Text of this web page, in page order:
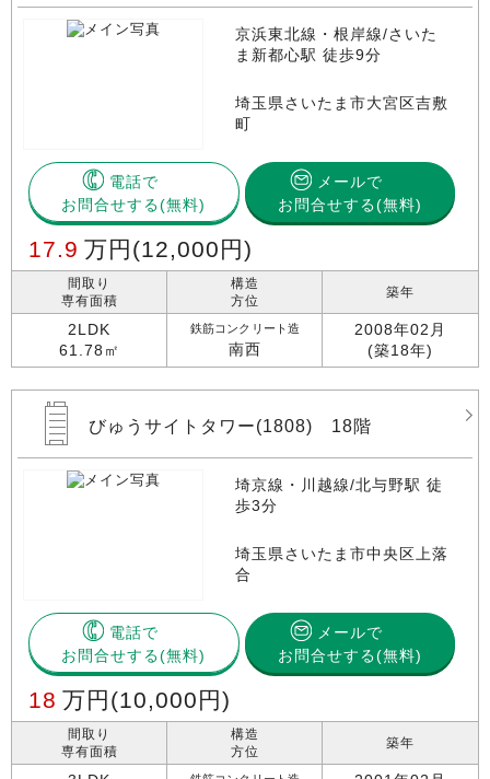
京浜東北線・根岸線/さいた
ま新都心駅 徒歩9分
埼玉県さいたま市大宮区吉敷
町
電話で
お問合せする
メールで
お問合せする(無料)
17.9 万円 (12,000円)
間取り
専有面積
2LDK
61.78㎡
構造
方位
鉄筋コンクリート造
南西
築年
2008年02月
(築18年)
びゅうサイトタワー(1808) 18階
埼京線・川越線/北与野駅 徒
歩3分
埼玉県さいたま市中央区上落
合
電話で
お問合せする
メールで
お問合せする(無料)
18 万円 (10,000円)
間取り
専有面積
構造
方位
築年